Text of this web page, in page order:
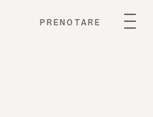
PRENOTARE